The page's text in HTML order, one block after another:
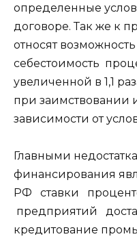
определенные
договоре. Так же к
относят
себестоимость
увеличенной в 1,1
при заимствовании
зависимости от
Главными
финансирования
РФ ставки
предприятий
кредитование